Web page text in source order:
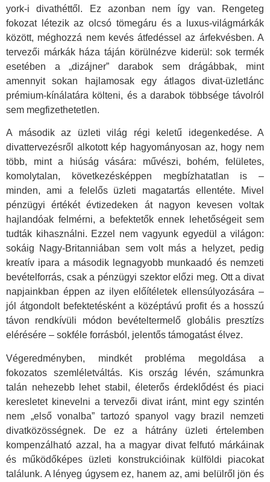
york-i divathéttől. Ez azonban nem így van. Rengeteg
fokozat létezik az olcsó tömegáru és a luxus-világmárkák
között, méghozzá nem kevés átfedéssel az árfekvésben. A
tervezői márkák háza táján körülnézve kiderül: sok termék
esetében a „dizájner” darabok sem drágábbak, mint
amennyit sokan hajlamosak egy átlagos divat-üzletlánc
prémium-kínálatára költeni, és a darabok többsége távolról
sem megfizethetetlen.
A második az üzleti világ régi keletű idegenkedése. A
divattervezésről alkotott kép hagyományosan az, hogy nem
több, mint a hiúság vására: művészi, bohém, felületes,
komolytalan, következésképpen megbízhatatlan is –
minden, ami a felelős üzleti magatartás ellentéte. Mivel
pénzügyi értékét évtizedeken át nagyon kevesen voltak
hajlandóak felmérni, a befektetők ennek lehetőségeit sem
tudták kihasználni. Ezzel nem vagyunk egyedül a világon:
sokáig Nagy-Britanniában sem volt más a helyzet, pedig
kreatív ipara a második legnagyobb munkaadó és nemzeti
bevételforrás, csak a pénzügyi szektor előzi meg. Ott a divat
napjainkban éppen az ilyen előítéletek ellensúlyozására –
jól átgondolt befektetésként a középtávú profit és a hosszú
távon rendkívüli módon bevételtermelő globális presztízs
elérésére – sokféle forrásból, jelentős támogatást élvez.
Végeredményben, mindkét probléma megoldása a
fokozatos szemléletváltás. Kis ország lévén, számunkra
talán nehezebb lehet stabil, életerős érdeklődést és piaci
keresletet kinevelni a tervezői divat iránt, mint egy szintén
nem „első vonalba” tartozó spanyol vagy brazil nemzeti
divatközösségnek. De ez a hátrány üzleti értelemben
kompenzálható azzal, ha a magyar divat felfutó márkáinak
és működőképes üzleti konstrukcióinak külföldi piacokat
találunk. A lényeg úgysem ez, hanem az, ami belülről jön és